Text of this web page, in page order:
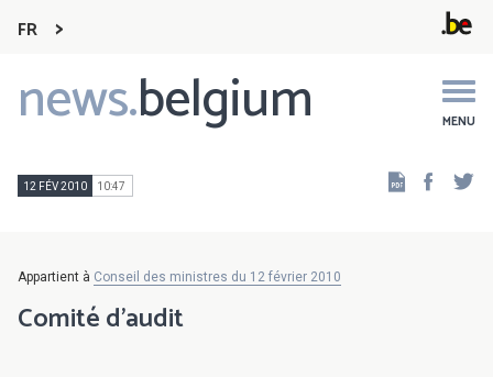
FR
news.belgium MENU
Main
navigation
12 FÉV 2010 10:47
Appartient à Conseil des ministres du 12 février 2010
Comité d'audit